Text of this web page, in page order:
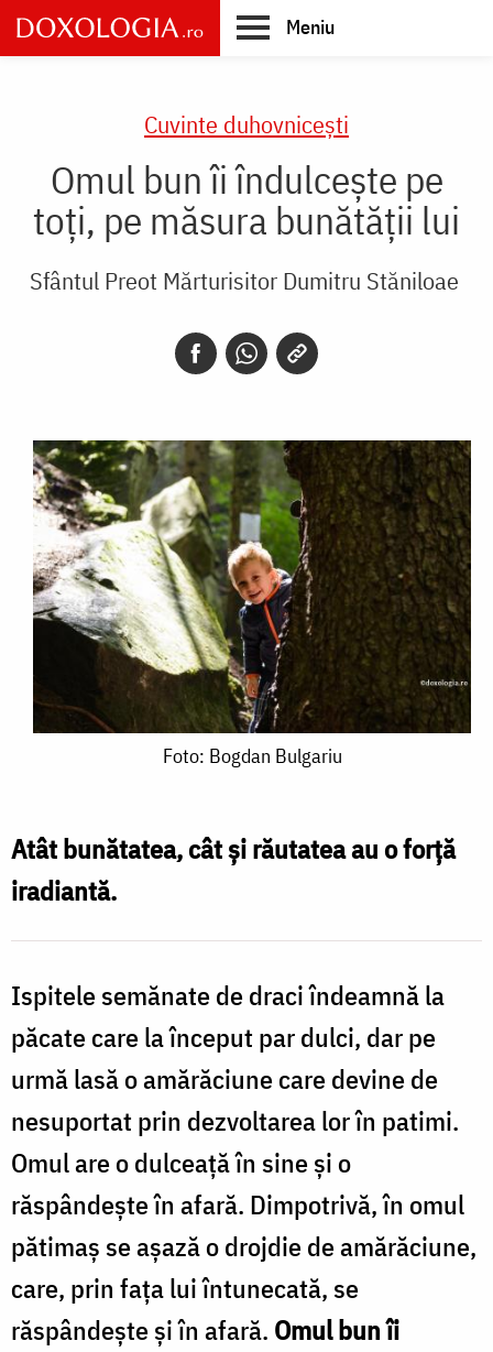
Skip
to
main
Meniu
Cuvinte duhovnicești
Omul bun îi îndulcește pe
toți, pe măsura bunătății lui
Sfântul Preot Mărturisitor Dumitru Stăniloae
Bulgariu
Foto: Bogdan Bulgariu
Atât bunătatea, cât și răutatea au o forță
iradiantă.
Ispitele semănate de draci îndeamnă la
păcate care la început par dulci, dar pe
urmă lasă o amărăciune care devine de
nesuportat prin dezvoltarea lor în patimi.
Omul are o dulceață în sine și o
răspândește în afară. Dimpotrivă, în omul
pătimaș se așază o drojdie de amărăciune,
care, prin fața lui întunecată, se
răspândește și în afară. Omul bun îi